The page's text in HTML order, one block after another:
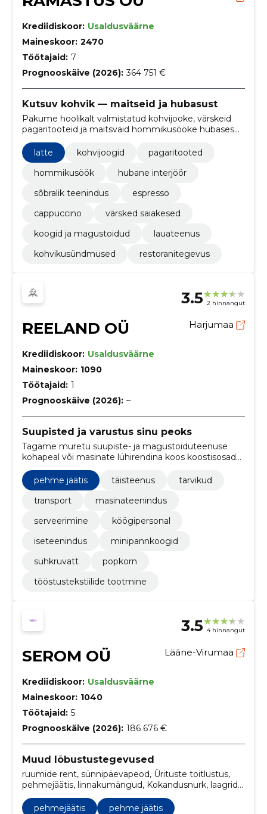
Krediidiskoor: Usaldusväärne
Maineskoor: 2470
Töötajaid: 7
Prognooskäive (2026): 364 751 €
Kutsuv kohvik — maitseid ja hubasust
Pakume hoolikalt valmistatud kohvijooke, värskeid
pagaritooteid ja maitsvaid hommikusööke hubases
atmosfääris. Sõbralik teenindus ja regulaarsed
sündmused muudavad iga visiidi eriliseks.
latte kohvijoogid
pagaritooted
hommikusöök
hubane interjöör
sõbralik teenindus
espresso
cappuccino
värsked saiakesed
koogid ja magustoidud
lauateenus
kohvikusündmused
restoranitegevus
3.5 2 hinnangut
REELAND OÜ Harjumaa
Krediidiskoor: Usaldusväärne
Maineskoor: 1090
Töötajaid: 1
Prognooskäive (2026): –
Suupisted ja varustus sinu peoks
Tagame muretu suupiste- ja magustoiduteenuse
kohapeal või masinate lühirendina koos koostisosade
ja tarnega. Sobib sünnipäevadeks, pulmadeks ja
ettevõtteüritusteks.
pehme jäätis täisteenus
tarvikud
transport
masinateenindus
serveerimine
köögipersonal
iseteenindus
minipannkoogid
suhkruvatt
popkorn
tööstustekstiilide tootmine
3.5 4 hinnangut
SEROM OÜ Lääne-Virumaa
Krediidiskoor: Usaldusväärne
Maineskoor: 1040
Töötajaid: 5
Prognooskäive (2026): 186 676 €
Muud lõbustustegevused
ruumide rent, sünnipäevapeod, Ürituste toitlustus,
pehmejäätis, linnakumängud, Kokandusnurk, laagrid
linnas, Koristusteenus, pere meelelahutuskeskus,
pehme jäätis
pehmejäätis
pehme jäätis